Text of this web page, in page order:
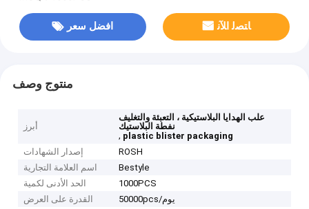
افضل سعر ﺎﺘﺼﻟ ﺍﻶﻧ
منتوج وصف
أبرز
علب الهدايا البلاستيكية ، التعبئة والتغليف
نفطة البلاستيك
, plastic blister packaging
إصدار الشهادات
ROSH
اسم العلامة التجارية
Bestyle
الحد الأدنى لكمية
1000PCS
القدرة على العرض
50000pcs/يوم